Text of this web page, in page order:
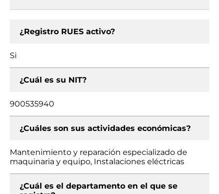
¿Registro RUES activo?
Si
¿Cuál es su NIT?
900535940
¿Cuáles son sus actividades económicas?
Mantenimiento y reparación especializado de
maquinaria y equipo, Instalaciones eléctricas
¿Cuál es el departamento en el que se